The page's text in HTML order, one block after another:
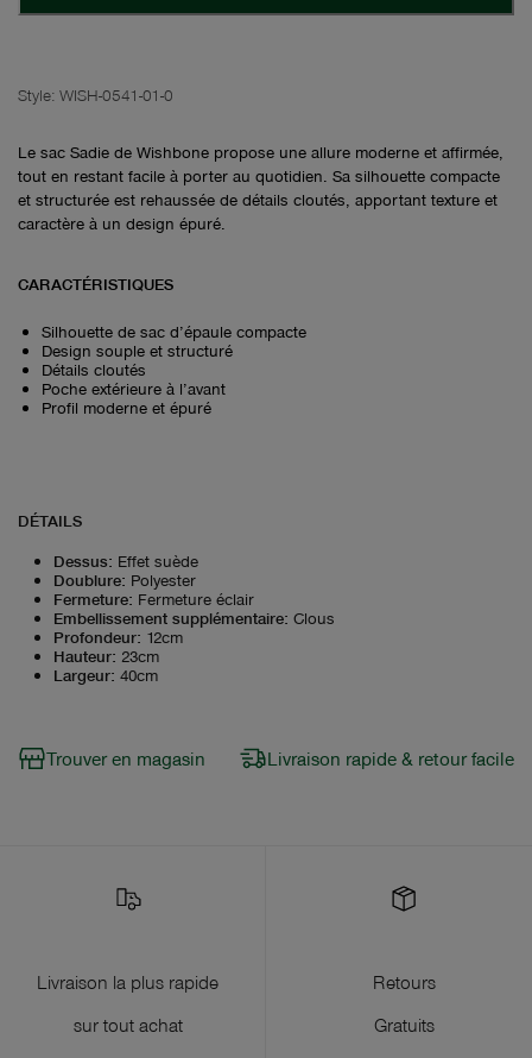
Style: WISH-0541-01-0
Le sac Sadie de Wishbone propose une allure moderne et affirmée,
tout en restant facile à porter au quotidien. Sa silhouette compacte
et structurée est rehaussée de détails cloutés, apportant texture et
caractère à un design épuré.
CARACTÉRISTIQUES
Silhouette de sac d’épaule compacte
Design souple et structuré
Détails cloutés
Poche extérieure à l’avant
Profil moderne et épuré
DÉTAILS
Dessus: Effet suède
Doublure: Polyester
Fermeture: Fermeture éclair
Embellissement supplémentaire: Clous
Profondeur: 12cm
Hauteur: 23cm
Largeur: 40cm
Trouver en magasin Livraison rapide & retour facile
Livraison la plus rapide
sur tout achat
Retours
Gratuits